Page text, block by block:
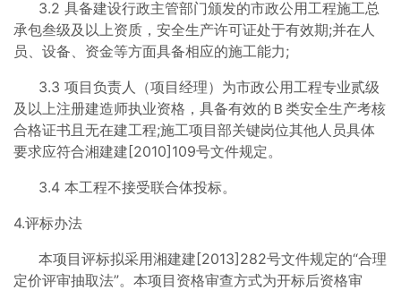
3.2 具备建设行政主管部门颁发的市政公用工程施工总
承包叁级及以上资质，安全生产许可证处于有效期;并在人
员、设备、资金等方面具备相应的施工能力;
3.3 项目负责人（项目经理）为市政公用工程专业贰级
及以上注册建造师执业资格，具备有效的Ｂ类安全生产考核
合格证书且无在建工程;施工项目部关键岗位其他人员具体
要求应符合湘建建[2010]109号文件规定。
3.4 本工程不接受联合体投标。
4.评标办法
本项目评标拟采用湘建建[2013]282号文件规定的“合理
定价评审抽取法”。本项目资格审查方式为开标后资格审